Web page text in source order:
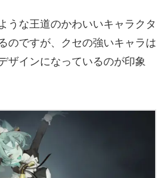
うな王道のかわいいキャラクタ
のですが、クセの強いキャラは
ザインになっているのが印象